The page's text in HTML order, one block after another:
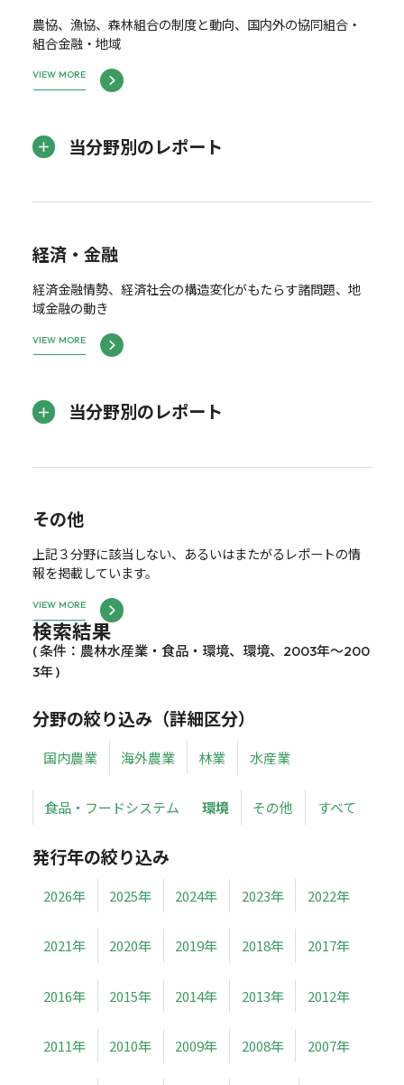
農協、漁協、森林組合の制度と動向、国内外の協同組合・
組合金融・地域
VIEW MORE
当分野別のレポート
経済・金融
経済金融情勢、経済社会の構造変化がもたらす諸問題、地
域金融の動き
VIEW MORE
当分野別のレポート
その他
上記３分野に該当しない、あるいはまたがるレポートの情
報を掲載しています。
VIEW MORE
検索結果
( 条件：農林水産業・食品・環境、環境、2003年～200
3年 )
分野の絞り込み（詳細区分）
国内農業 海外農業 林業 水産業
食品・フードシステム 環境 その他 すべて
発行年の絞り込み
2026年 2025年 2024年 2023年 2022年
2021年 2020年 2019年 2018年 2017年
2016年 2015年 2014年 2013年 2012年
2011年 2010年 2009年 2008年 2007年